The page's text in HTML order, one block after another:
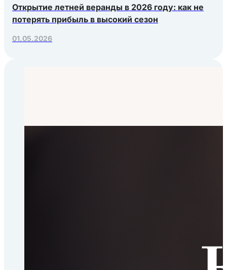
Открытие летней веранды в 2026 году: как не
потерять прибыль в высокий сезон
01.05.2026